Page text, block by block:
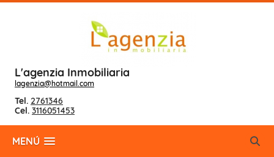
L'agenzia Inmobiliaria
lagenzia@hotmail.com
Tel. 2761346
Cel. 3116051453
MENÚ